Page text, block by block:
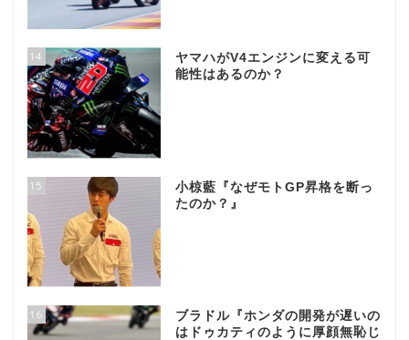
14
ヤマハがV4エンジンに変える可
能性はあるのか？
15
小椋藍『なぜモトGP昇格を断っ
たのか？』
16
ブラドル『ホンダの開発が遅いの
はドゥカティのように厚顔無恥じ